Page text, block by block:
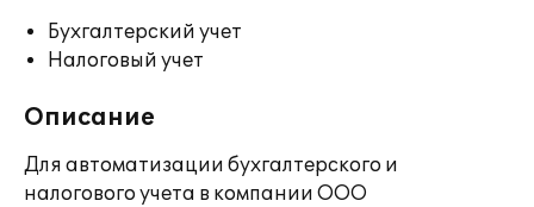
Бухгалтерский учет
Налоговый учет
Описание
Для автоматизации бухгалтерского и
налогового учета в компании ООО